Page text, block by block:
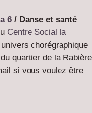
6 / Danse et santé
Centre Social la
chorégraphique
quartier de la Rabière
si vous voulez être